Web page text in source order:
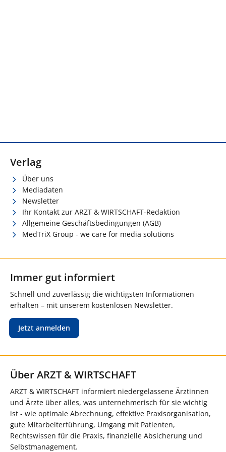
Verlag
Über uns
Mediadaten
Newsletter
Ihr Kontakt zur ARZT & WIRTSCHAFT-Redaktion
Allgemeine Geschäftsbedingungen (AGB)
MedTriX Group - we care for media solutions
Immer gut informiert
Schnell und zuverlässig die wichtigsten Informationen
erhalten – mit unserem kostenlosen Newsletter.
Jetzt anmelden
Über ARZT & WIRTSCHAFT
ARZT & WIRTSCHAFT informiert niedergelassene Ärztinnen
und Ärzte über alles, was unternehmerisch für sie wichtig
ist - wie optimale Abrechnung, effektive Praxisorganisation,
gute Mitarbeiterführung, Umgang mit Patienten,
Rechtswissen für die Praxis, finanzielle Absicherung und
Selbstmanagement.